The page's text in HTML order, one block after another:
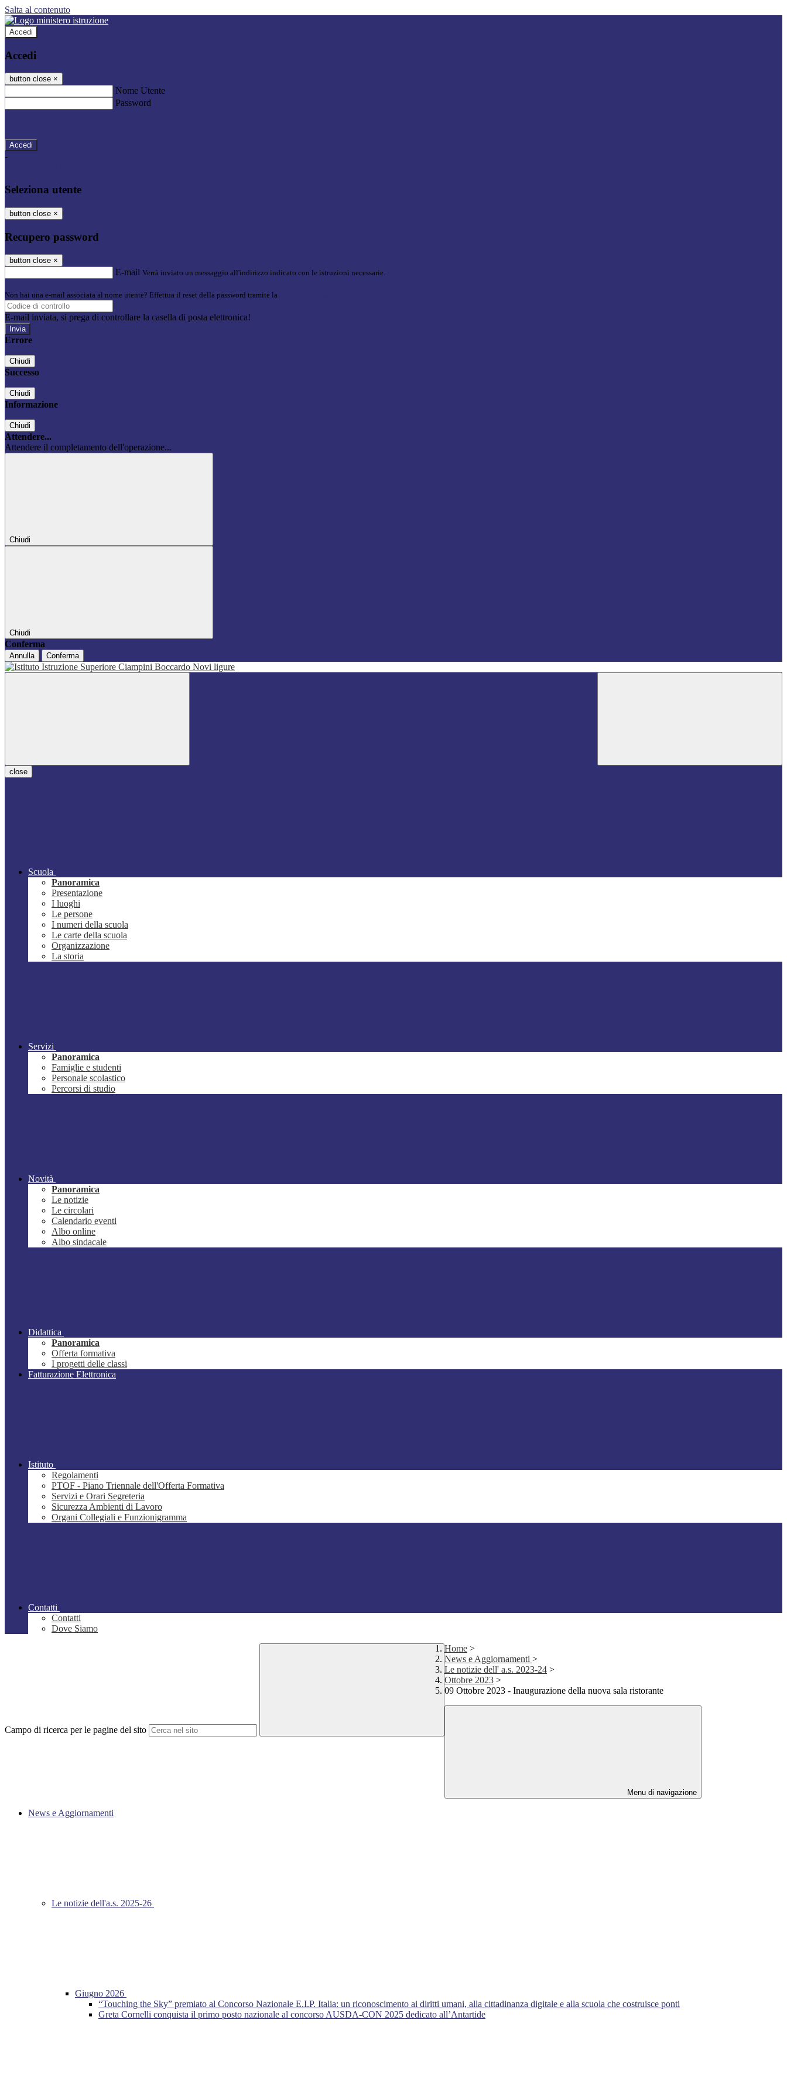
Salta al contenuto
Accedi
Accedi
button close ×
Nome Utente
Password
-
Seleziona utente
button close ×
Recupero password
button close ×
E-mail Verrà inviato un messaggio all'indirizzo indicato con le istruzioni necessarie.
Non hai una e-mail associata al nome utente? Effettua il reset della password tramite la
E-mail inviata, si prega di controllare la casella di posta elettronica!
Errore
Chiudi
Successo
Chiudi
Informazione
Chiudi
Attendere...
Attendere il completamento dell'operazione...
Chiudi
Chiudi
Conferma
Annulla Conferma
close
Scuola
Panoramica
Presentazione
I luoghi
Le persone
I numeri della scuola
Le carte della scuola
Organizzazione
La storia
Servizi
Panoramica
Famiglie e studenti
Personale scolastico
Percorsi di studio
Novità
Panoramica
Le notizie
Le circolari
Calendario eventi
Albo online
Albo sindacale
Didattica
Panoramica
Offerta formativa
I progetti delle classi
Fatturazione Elettronica
Istituto
Regolamenti
PTOF - Piano Triennale dell'Offerta Formativa
Servizi e Orari Segreteria
Sicurezza Ambienti di Lavoro
Organi Collegiali e Funzionigramma
Contatti
Contatti
Dove Siamo
Campo di ricerca per le pagine del sito
Home >
News e Aggiornamenti >
Le notizie dell' a.s. 2023-24 >
Ottobre 2023 >
09 Ottobre 2023 - Inaugurazione della nuova sala ristorante
Menu di navigazione
News e Aggiornamenti
Le notizie dell'a.s. 2025-26
Giugno 2026
“Touching the Sky” premiato al Concorso Nazionale E.I.P. Italia: un riconoscimento ai diritti umani, alla cittadinanza digitale e alla scuola che costruisce ponti
Greta Cornelli conquista il primo posto nazionale al concorso AUSDA-CON 2025 dedicato all’Antartide